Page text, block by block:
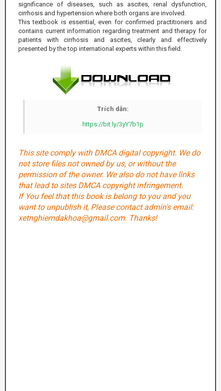
significance of diseases, such as ascites, renal dysfunction,
cirrhosis and hypertension where both organs are involved.
This textbook is essential, even for confirmed practitioners and
contains current information regarding treatment and therapy for
patients with cirrhosis and ascites, clearly and effectively
presented by the top international experts within this field.
Trích dẫn:
https://bit.ly/3yY7b1p
This site comply with DMCA digital copyright. We do
not store files not owned by us, or without the
permission of the owner. We also do not have links
that lead to sites DMCA copyright infringement.
If You feel that this book is belong to you and you
want to unpublish it, Please contact admin's email:
xetnghiemdakhoa@gmail.com. Thanks!